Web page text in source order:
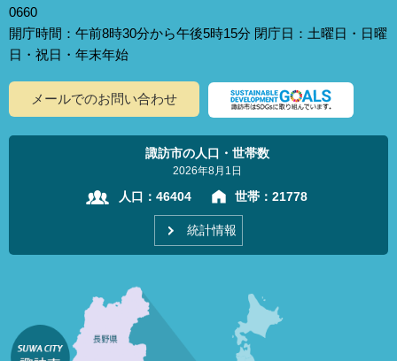
0660
開庁時間：午前8時30分から午後5時15分 閉庁日：土曜日・日曜
日・祝日・年末年始
メールでのお問い合わせ
諏訪市の人口・世帯数
2026年8月1日
人口： 46404 世帯： 21778
統計情報